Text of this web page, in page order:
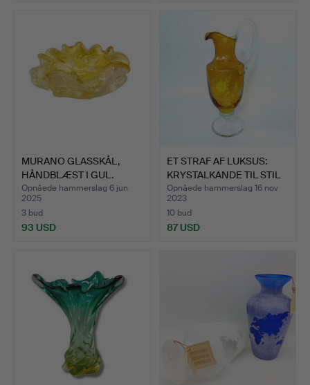
MURANO GLASSKÅL,
HÅNDBLÆST I GUL.
Opnåede hammerslag 6 jun
2025
3 bud
93 USD
ET STRAF AF LUKSUS:
KRYSTALKANDE TIL STIL
…
Opnåede hammerslag 16 nov
2023
10 bud
87 USD